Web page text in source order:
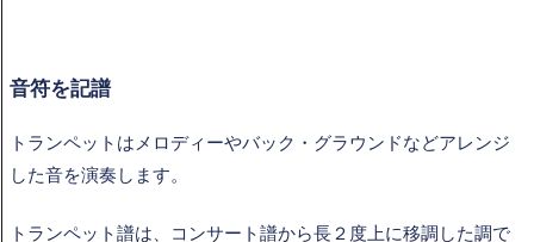
音符を記譜
トランペットはメロディーやバック・グラウンドなどアレンジ
した音を演奏します。
トランペット譜は、コンサート譜から長２度上に移調した調で